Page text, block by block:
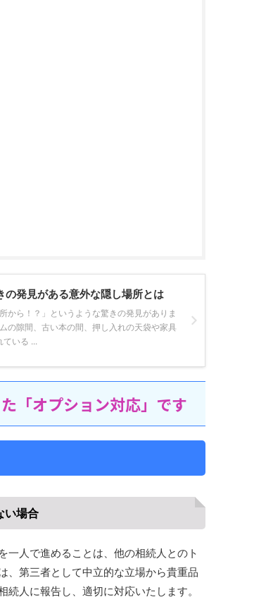
発見がある意外な隠し場所とは
から！？」というような驚きの発見がありま
の隙間、古い本の間、押し入れの天袋や家具
いる ...
「オプション対応」です
い場合
一人で進めることは、他の相続人とのト
、第三者として中立的な立場から貴重品
人に報告し、適切に対応いたします。​